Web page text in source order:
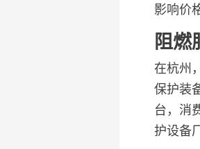
影响价
阻燃
在杭州
保护装
台，消
护设备